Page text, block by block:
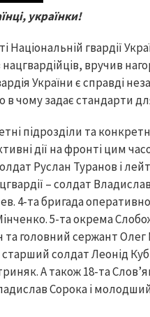
українки!
Національній гвардії
вручив
України є справді
чому задає стандарти
підрозділи та
дії на фронті цим
Руслан Туранов і
– солдат
4-та бригада
5-та окрема
головний сержант Олег
солдат Леонід
А також 18-та
Сорока і